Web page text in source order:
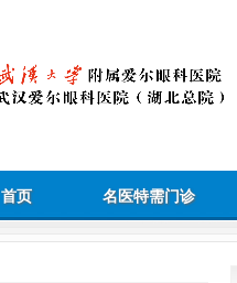
首页 名医特需门诊